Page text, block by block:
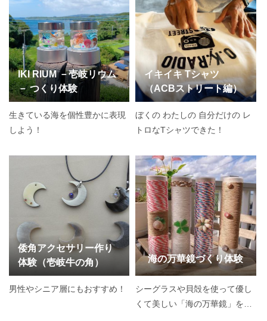
IKI RIUM －壱岐リウム
－ つくり体験
生きている海を個性豊かに表現
しよう！
イキイキ Tシャツ
（ACBストリート編）
ぼくの わたしの 自分だけの レ
トロなTシャツできた！
倭角アクセサリー作り
体験（壱岐牛の角）
男性やシニア層にもおすすめ！
海の万華鏡づくり体験
シーグラスや貝殻を使って優し
くて美しい「海の万華鏡」を作